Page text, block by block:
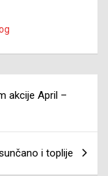
akcije April –
i toplije